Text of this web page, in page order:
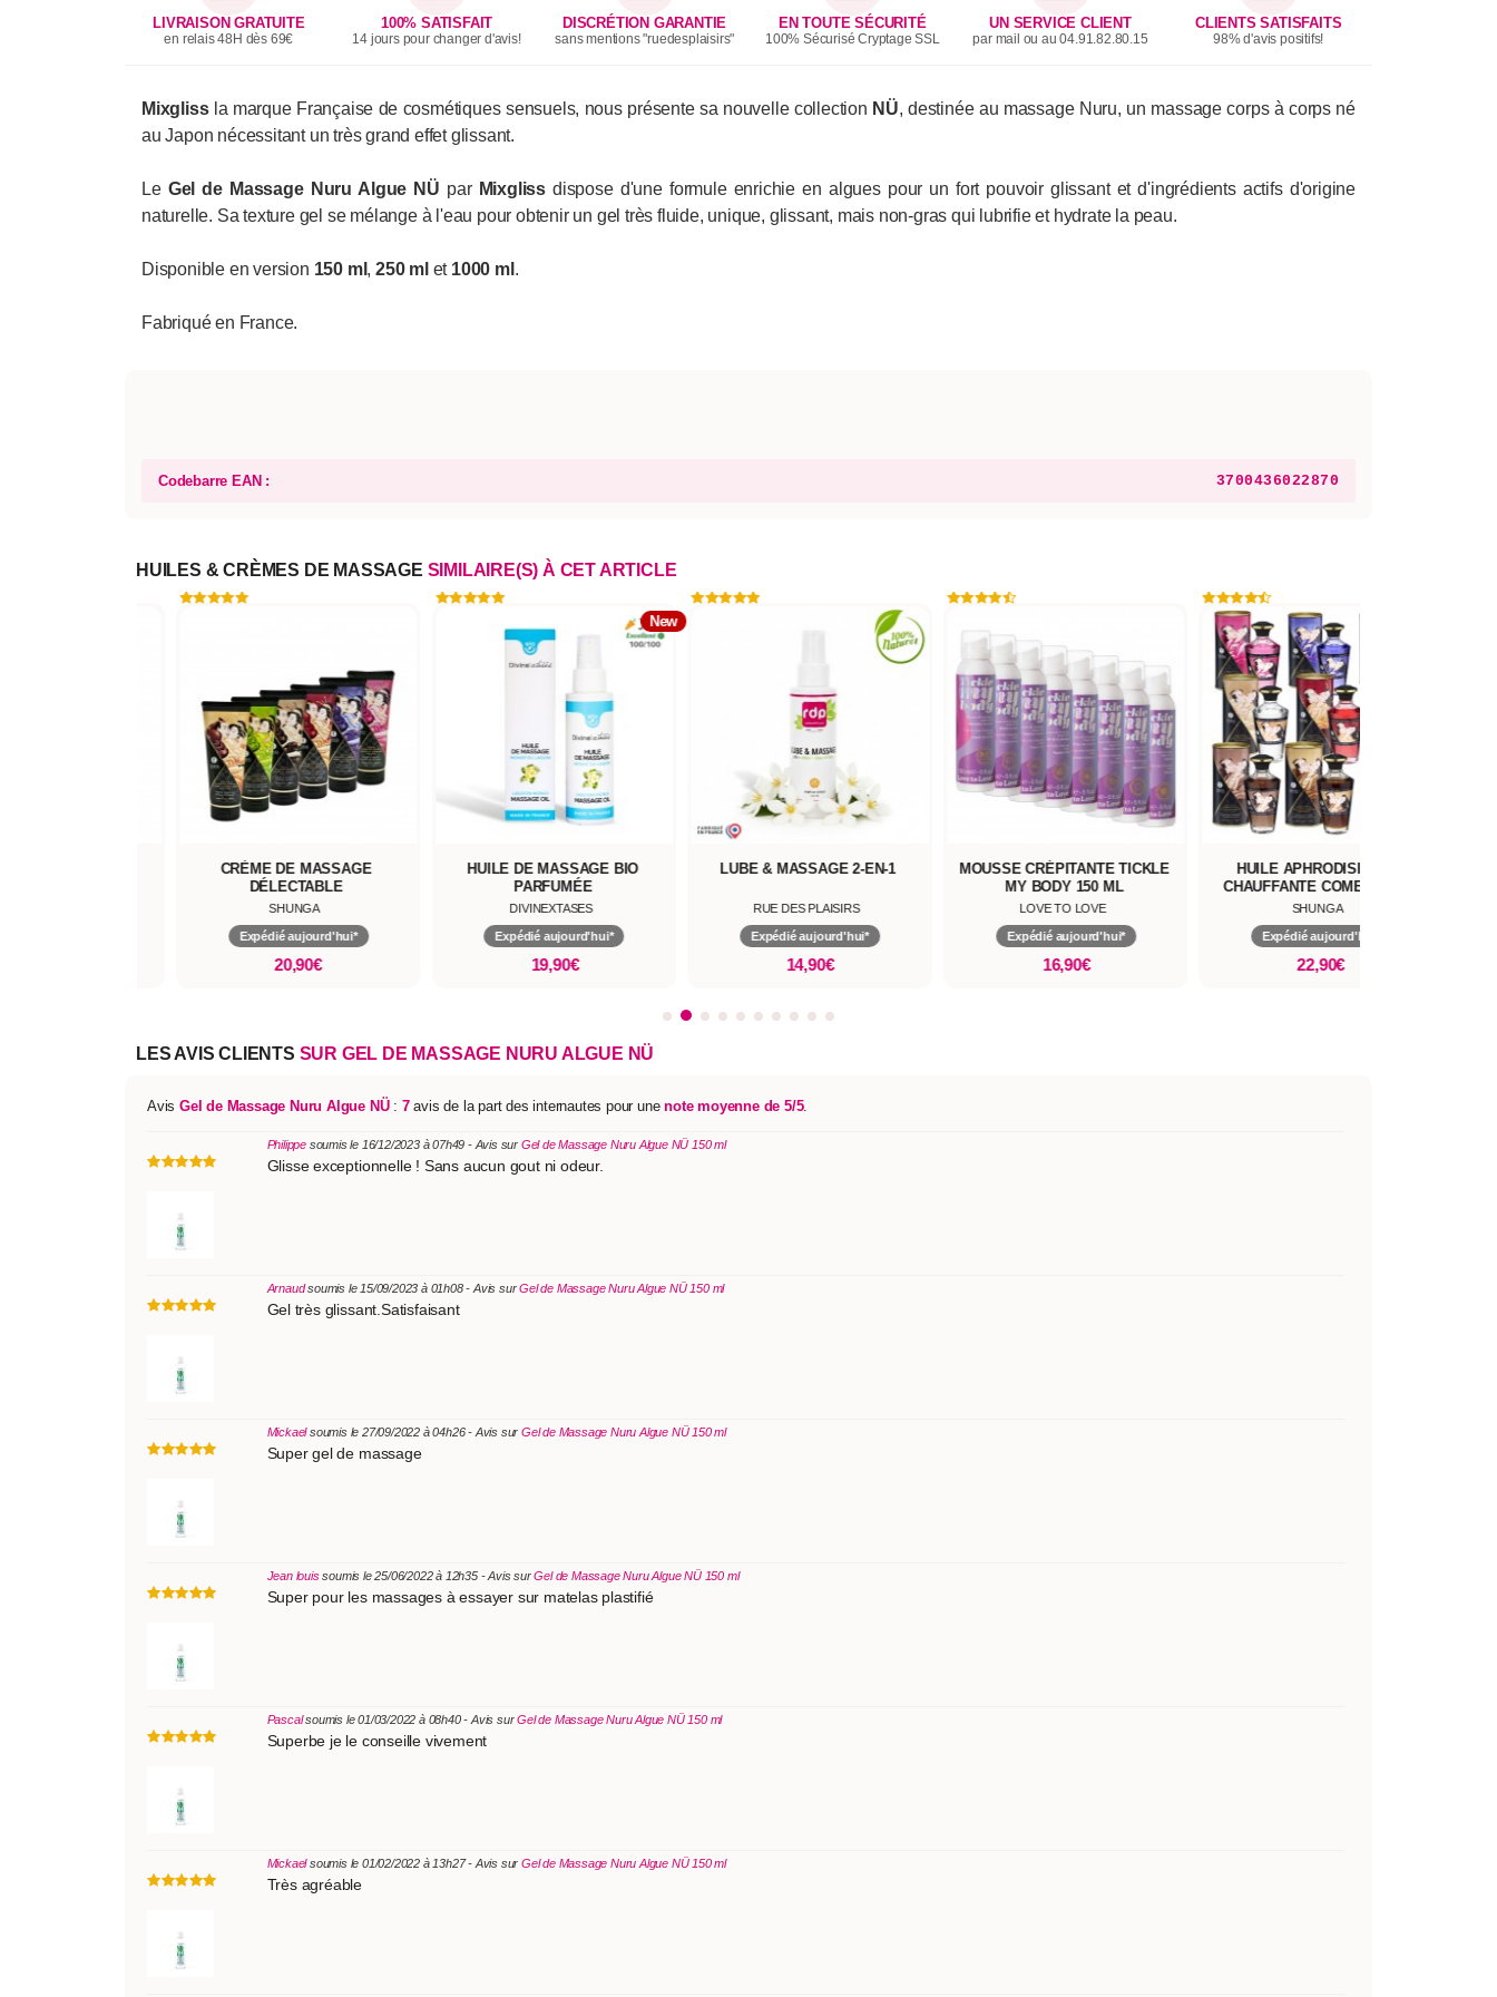
LIVRAISON GRATUITE
en relais 48H dès 69€
100% SATISFAIT
14 jours pour changer d'avis!
DISCRÉTION GARANTIE
sans mentions "ruedesplaisirs"
EN TOUTE SÉCURITÉ
100% Sécurisé Cryptage SSL
UN SERVICE CLIENT
par mail ou au 04.91.82.80.15
CLIENTS SATISFAITS
98% d'avis positifs!
Mixgliss la marque Française de cosmétiques sensuels, nous présente sa nouvelle collection NÜ, destinée au massage Nuru, un massage corps à corps né
au Japon nécessitant un très grand effet glissant.
Le Gel de Massage Nuru Algue NÜ par Mixglissdispose d'une formule enrichie en algues pour un fort pouvoir glissant et d'ingrédients actifs d'origine
naturelle. Sa texture gel se mélange à l'eau pour obtenir un gel très fluide, unique, glissant, mais non-gras qui lubrifie et hydrate la peau.
Disponible en version 150 ml ,250 ml et 1000 ml .
Fabriqué en France.
Codebarre EAN : 3700436022870
HUILES & CRÈMES DE MASSAGE SIMILAIRE(S) À CET ARTICLE
CRÈME DE MASSAGE
DÉLECTABLE
SHUNGA
Expédié aujourd'hui*
20,90€
HUILE DE MASSAGE BIO
PARFUMÉE
DIVINEXTASES
Expédié aujourd'hui*
19,90€
New
LUBE & MASSAGE 2-EN-1
RUE DES PLAISIRS
Expédié aujourd'hui*
14,90€
MOUSSE CRÉPITANTE TICKLE
MY BODY 150 ML
LOVE TO LOVE
Expédié aujourd'hui*
16,90€
HUILE APHRODISIAQUE
CHAUFFANTE COMESTIBLE
SHUNGA
Expédié aujourd'hui*
22,90€
LES AVIS CLIENTS SUR GEL DE MASSAGE NURU ALGUE NÜ
Avis Gel de Massage Nuru Algue NÜ: 7avis de la part des internautes pour unenote moyenne de 5/5.
Philippesoumis le 16/12/2023 à 07h49 - Avis sur Gel de Massage Nuru Algue NÜ 150 ml
Glisse exceptionnelle ! Sans aucun gout ni odeur.
Arnaudsoumis le 15/09/2023 à 01h08 - Avis surGel de Massage Nuru Algue NÜ 150 ml
Gel très glissant.Satisfaisant
Mickaelsoumis le 27/09/2022 à 04h26 - Avis sur Gel de Massage Nuru Algue NÜ 150 ml
Super gel de massage
Jean louissoumis le 25/06/2022 à 12h35 - Avis surGel de Massage Nuru Algue NÜ 150 ml
Super pour les massages à essayer sur matelas plastifié
Pascalsoumis le 01/03/2022 à 08h40 - Avis surGel de Massage Nuru Algue NÜ 150 ml
Superbe je le conseille vivement
Mickaelsoumis le 01/02/2022 à 13h27 - Avis sur Gel de Massage Nuru Algue NÜ 150 ml
Très agréable